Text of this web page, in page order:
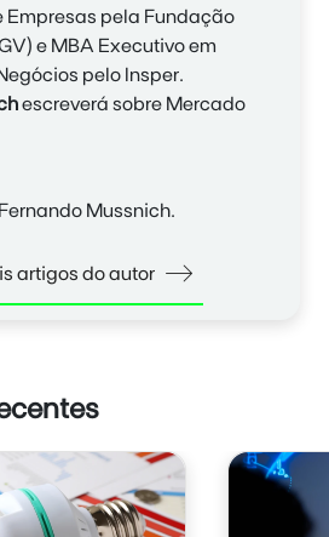
pela Fundação
e MBA Executivo em
pelo Insper.
escreverá sobre Mercado
Mussnich.
artigos do autor